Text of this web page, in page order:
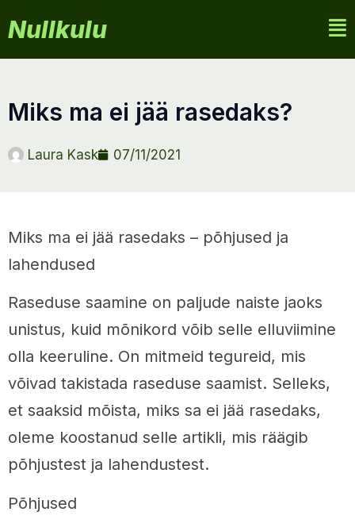
Nullkulu
miks ma ei jää rasedaks?
Laura Kask 07/11/2021
Miks ma ei jää rasedaks – põhjused ja
lahendused
Raseduse saamine on paljude naiste jaoks
unistus, kuid mõnikord võib selle elluviimine
olla keeruline. On mitmeid tegureid, mis
võivad takistada raseduse saamist. Selleks,
et saaksid mõista, miks sa ei jää rasedaks,
oleme koostanud selle artikli, mis räägib
põhjustest ja lahendustest.
Põhjused